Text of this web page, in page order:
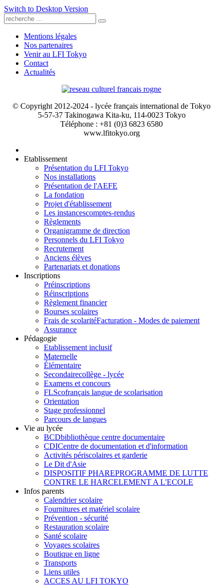
Switch to Desktop Version
Mentions légales
Nos partenaires
Venir au LFI Tokyo
Contact
Actualités
© Copyright 2012-2024 - lycée français international de Tokyo
5-57-37 Takinogawa Kita-ku, 114-0023 Tokyo
Téléphone : +81 (0)3 6823 6580
www.lfitokyo.org
Etablissement
Présentation du LFI Tokyo
Nos installations
Présentation de l'AEFE
La fondation
Projet d'établissement
Les instancescomptes-rendus
Règlements
Organigramme de direction
Personnels du LFI Tokyo
Recrutement
Anciens élèves
Partenariats et donations
Inscriptions
Préinscriptions
Réinscriptions
Règlement financier
Bourses scolaires
Frais de scolaritéFacturation - Modes de paiement
Assurance
Pédagogie
Etablissement inclusif
Maternelle
Élémentaire
Secondairecollège - lycée
Examens et concours
FLScofrançais langue de scolarisation
Orientation
Stage professionnel
Parcours de langues
Vie au lycée
BCDbibliothèque centre documentaire
CDICentre de documentation et d'information
Activités périscolaires et garderie
Le Dit d'Asie
DISPOSITIF PHAREPROGRAMME DE LUTTE
CONTRE LE HARCELEMENT A L'ECOLE
Infos parents
Calendrier scolaire
Fournitures et matériel scolaire
Prévention - sécurité
Restauration scolaire
Santé scolaire
Voyages scolaires
Boutique en ligne
Transports
Liens utiles
ACCES AU LFI TOKYO